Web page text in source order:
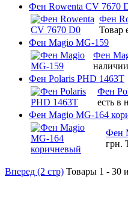
Фен Rowenta CV 7670
Фен
Товар
Фен Magio MG-159
Фен
наличии
Фен Polaris PHD 1463T
Фен
есть в
Фен Magio MG-164
Фен
грн.
Вперед (2 стр) Товары 1 - 30